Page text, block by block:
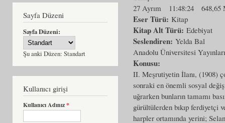
Sayfa Düzeni
Sayfa Düzeni:
Şu anki Düzen: Standart
Kullanıcı girişi
Kullanıcı Adınız*
27 Ayrım
11:48:24 648,65
Eser Türü: Kitap
Kitap Alt Türü: Edebiyat
Seslendiren: Yelda Bal
Anadolu Üniversitesi Yayınları
Konusu:
II. Meşrutiyetin İlanı, (1908)
sonraki en önemli sosyal
uğrarken bunların tamamı
gürültülerden bıkıp ferdiyetçi
harpler ortamında yerini;